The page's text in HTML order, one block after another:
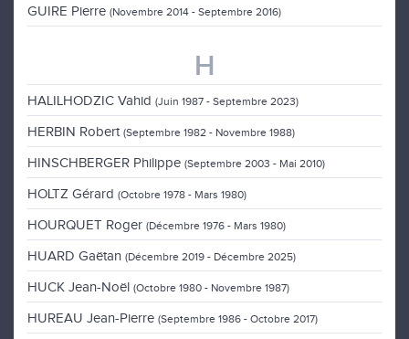
GUIRE Pierre (Novembre 2014 - Septembre 2016)
H
HALILHODZIC Vahid (Juin 1987 - Septembre 2023)
HERBIN Robert (Septembre 1982 - Novembre 1988)
HINSCHBERGER Philippe (Septembre 2003 - Mai 2010)
HOLTZ Gérard (Octobre 1978 - Mars 1980)
HOURQUET Roger (Décembre 1976 - Mars 1980)
HUARD Gaëtan (Décembre 2019 - Décembre 2025)
HUCK Jean-Noël (Octobre 1980 - Novembre 1987)
HUREAU Jean-Pierre (Septembre 1986 - Octobre 2017)